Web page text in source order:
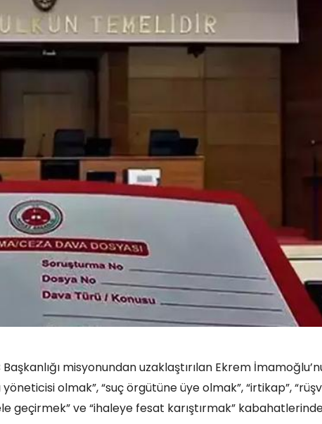
misyonundan uzaklaştırılan Ekrem
olmak”, “suç örgütüne üye olmak”, “irtikap”,
geçirmek” ve “ihaleye fesat karıştırmak”